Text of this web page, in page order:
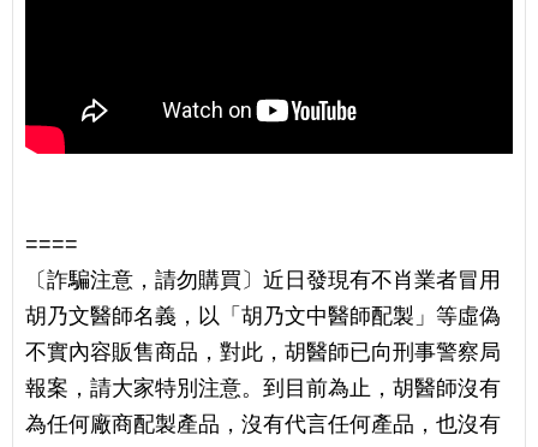
====
〔詐騙注意，請勿購買〕近日發現有不肖業者冒用
胡乃文醫師名義，以「胡乃文中醫師配製」等虛偽
不實內容販售商品，對此，胡醫師已向刑事警察局
報案，請大家特別注意。到目前為止，胡醫師沒有
為任何廠商配製產品，沒有代言任何產品，也沒有